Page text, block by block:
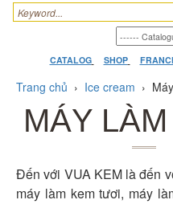
CATALOG SHOP
Trang chủ › Ice cream ›
MÁY
Đến với VUA KEM là đến
máy làm kem tươi, máy